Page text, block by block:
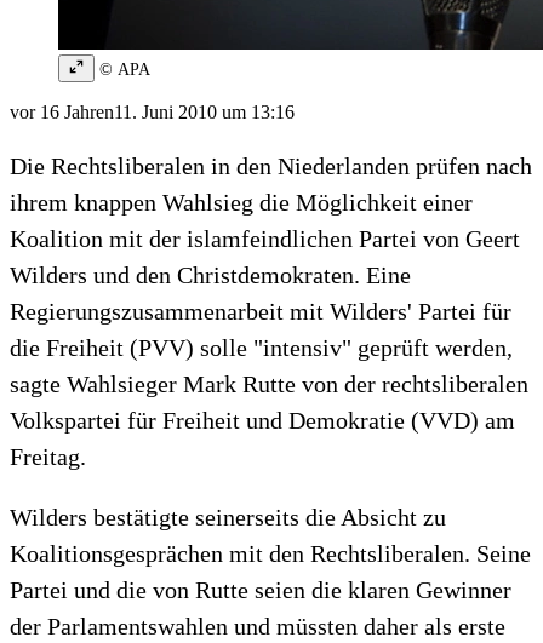
© APA
vor 16 Jahren11. Juni 2010 um 13:16
Die Rechtsliberalen in den Niederlanden prüfen nach
ihrem knappen Wahlsieg die Möglichkeit einer
Koalition mit der islamfeindlichen Partei von Geert
Wilders und den Christdemokraten. Eine
Regierungszusammenarbeit mit Wilders' Partei für
die Freiheit (PVV) solle "intensiv" geprüft werden,
sagte Wahlsieger Mark Rutte von der rechtsliberalen
Volkspartei für Freiheit und Demokratie (VVD) am
Freitag.
Wilders bestätigte seinerseits die Absicht zu
Koalitionsgesprächen mit den Rechtsliberalen. Seine
Partei und die von Rutte seien die klaren Gewinner
der Parlamentswahlen und müssten daher als erste